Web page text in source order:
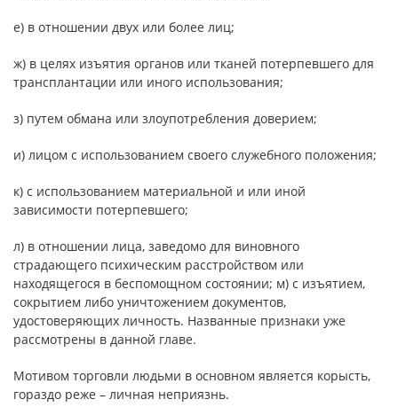
е) в отношении двух или более лиц;
ж) в целях изъятия органов или тканей потерпевшего для
трансплантации или иного использования;
з) путем обмана или злоупотребления доверием;
и) лицом с использованием своего служебного положения;
к) с использованием материальной и или иной
зависимости потерпевшего;
л) в отношении лица, заведомо для виновного
страдающего психическим расстройством или
находящегося в беспомощном состоянии; м) с изъятием,
сокрытием либо уничтожением документов,
удостоверяющих личность. Названные признаки уже
рассмотрены в данной главе.
Мотивом торговли людьми в основном является корысть,
гораздо реже – личная неприязнь.